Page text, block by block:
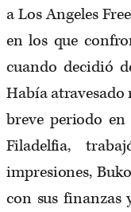
a Los Angeles
en los que
cuando decidió
Había atravesado
breve periodo
Filadelfia,
impresiones,
con sus